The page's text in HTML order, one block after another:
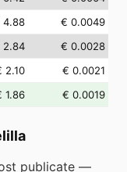
4.88
€ 0.0049
2.84
€ 0.0028
2.10
€ 0.0021
1.86 € 0.0019
publicate —